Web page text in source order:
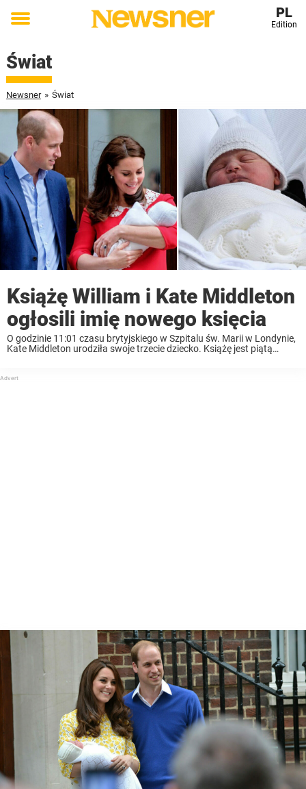
Toggle
PL
Edition
Świat
Newsner » Świat
Książę William i Kate Middleton
ogłosili imię nowego księcia
O godzinie 11:01 czasu brytyjskiego w Szpitalu św. Marii w Londynie,
Kate Middleton urodziła swoje trzecie dziecko. Książę jest piątą